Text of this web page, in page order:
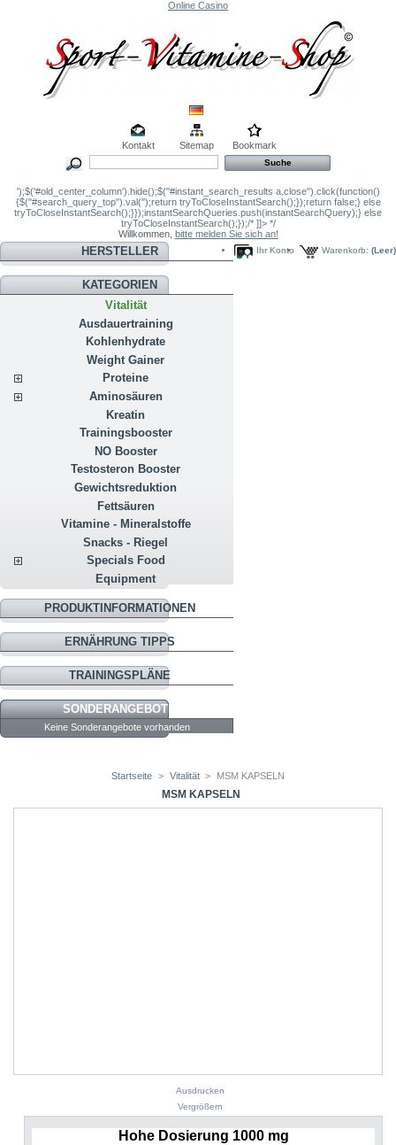
Online Casino
Kontakt Sitemap Bookmark
');$('#old_center_column').hide();$("#instant_search_results a.close").click(function()
{$("#search_query_top").val('');return tryToCloseInstantSearch();});return false;} else
tryToCloseInstantSearch();}});instantSearchQueries.push(instantSearchQuery);} else
tryToCloseInstantSearch();});/* ]]> */
Willkommen, bitte melden Sie sich an!
Warenkorb: (Leer)
Ihr Konto
HERSTELLER
KATEGORIEN
Vitalität
Ausdauertraining
Kohlenhydrate
Weight Gainer
Proteine
Aminosäuren
Kreatin
Trainingsbooster
NO Booster
Testosteron Booster
Gewichtsreduktion
Fettsäuren
Vitamine - Mineralstoffe
Snacks - Riegel
Specials Food
Equipment
PRODUKTINFORMATIONEN
ERNÄHRUNG TIPPS
TRAININGSPLÄNE
SONDERANGEBOTE
Keine Sonderangebote vorhanden
Startseite > Vitalität > MSM KAPSELN
MSM KAPSELN
Ausdrucken
Vergrößern
Hohe Dosierung 1000 mg